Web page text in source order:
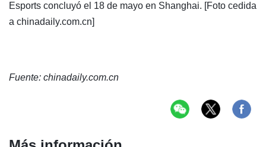
Esports concluyó el 18 de mayo en Shanghai. [Foto cedida
a chinadaily.com.cn]
Fuente: chinadaily.com.cn